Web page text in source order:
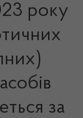
року
за